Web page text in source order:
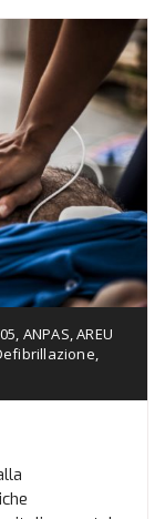
, ANPAS,AREU
,